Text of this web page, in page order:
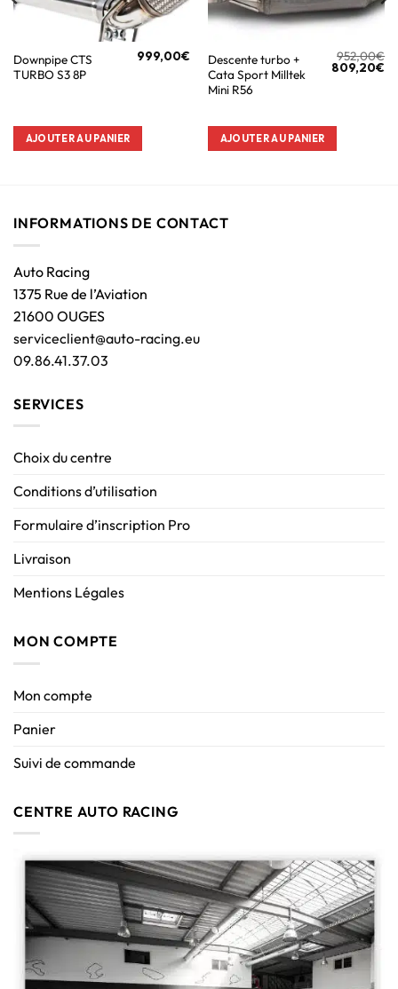
Downpipe CTS
TURBO S3 8P
999,00€
AJOUTER AU PANIER
Descente turbo +
Cata Sport Milltek
Mini R56
952,00€
809,20€
AJOUTER AU PANIER
INFORMATIONS DE CONTACT
Auto Racing
1375 Rue de l’Aviation
21600 OUGES
serviceclient@auto-racing.eu
09.86.41.37.03
SERVICES
Choix du centre
Conditions d’utilisation
Formulaire d’inscription Pro
Livraison
Mentions Légales
MON COMPTE
Mon compte
Panier
Suivi de commande
CENTRE AUTO RACING